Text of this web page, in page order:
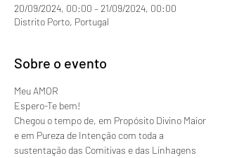
20/09/2024, 00:00 – 21/09/2024, 00:00
Distrito Porto, Portugal
Sobre o evento
Meu AMOR
Espero-Te bem!
Chegou o tempo de, em Propósito Divino Maior
e em Pureza de Intenção com toda a
sustentação das Comitivas e das Linhagens